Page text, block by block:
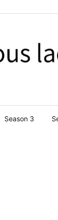
Season 3